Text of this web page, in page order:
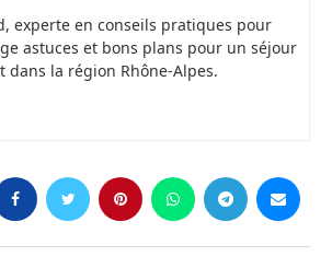
experte en conseils pratiques pour
astuces et bons plans pour un séjour
dans la région Rhône-Alpes.